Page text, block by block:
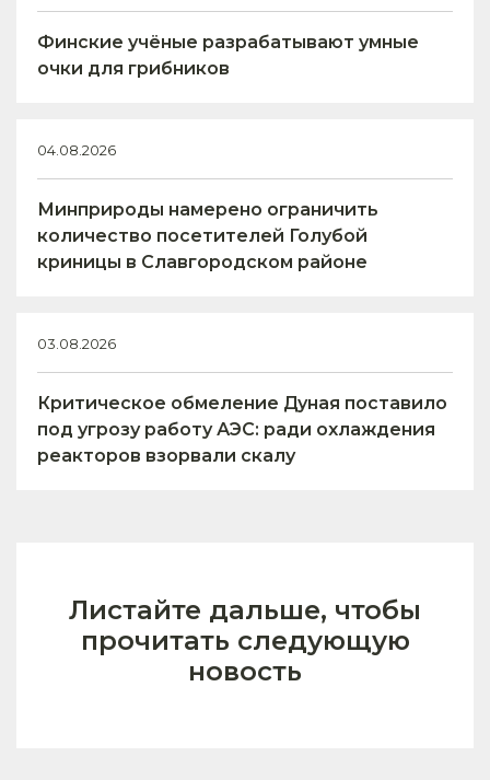
Финские учёные разрабатывают умные
очки для грибников
04.08.2026
Минприроды намерено ограничить
количество посетителей Голубой
криницы в Славгородском районе
03.08.2026
Критическое обмеление Дуная поставило
под угрозу работу АЭС: ради охлаждения
реакторов взорвали скалу
Листайте дальше, чтобы
прочитать следующую
новость